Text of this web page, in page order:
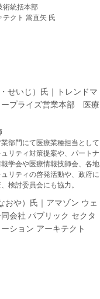
統括本部
クト 篙直矢 氏
いじ）氏｜トレンドマ
ープライズ営業本部 医療
部門にて医療業種担当として
リティ対策提案や、パートナ
学会や医療情報技師会、各地
リティの啓発活動や、政府に
検討委員会にも協力。
や）氏｜アマゾン ウェ
会社 パブリック セクタ
ション アーキテクト